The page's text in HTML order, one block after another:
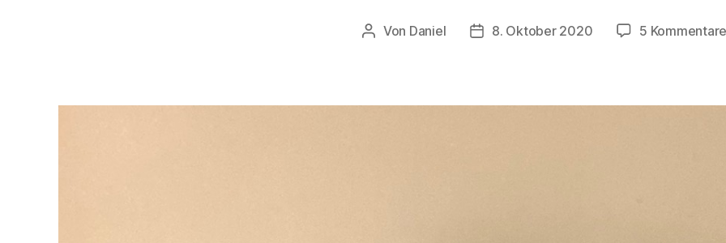
Beitragsautor
Von Daniel Beitragsdatum
8. Oktober 2020 5 Kommentare